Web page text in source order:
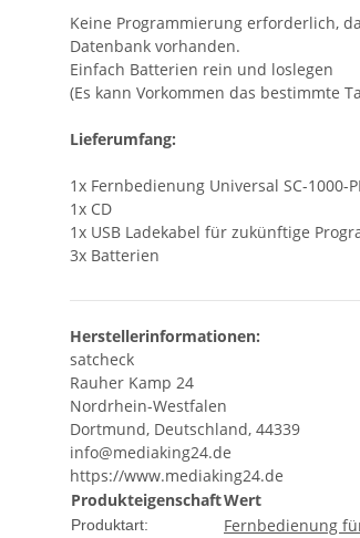
Keine Programmierung erforderlich,
Datenbank vorhanden.
Einfach Batterien
(Es kann Vorkommen das bestimmte
Lieferumfang:
1x Fernbedienung Universal SC-1000-
1x CD
1x USB Ladekabel für zukünftige
3x Batterien
Herstellerinformationen:
satcheck
Rauher Kamp 24
Nordrhein-Westfalen
Dortmund, Deutschland, 44339
info@mediaking24.de
https://www.mediaking24.de
ProdukteigenschaftWert
Produktart: Fernbedienung